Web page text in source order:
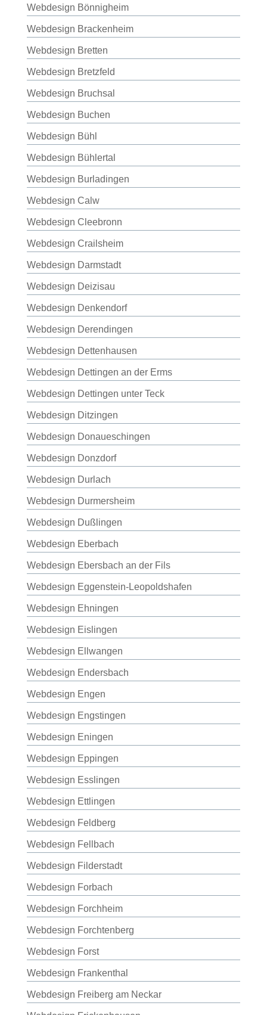
Webdesign Bönnigheim
Webdesign Brackenheim
Webdesign Bretten
Webdesign Bretzfeld
Webdesign Bruchsal
Webdesign Buchen
Webdesign Bühl
Webdesign Bühlertal
Webdesign Burladingen
Webdesign Calw
Webdesign Cleebronn
Webdesign Crailsheim
Webdesign Darmstadt
Webdesign Deizisau
Webdesign Denkendorf
Webdesign Derendingen
Webdesign Dettenhausen
Webdesign Dettingen an der Erms
Webdesign Dettingen unter Teck
Webdesign Ditzingen
Webdesign Donaueschingen
Webdesign Donzdorf
Webdesign Durlach
Webdesign Durmersheim
Webdesign Dußlingen
Webdesign Eberbach
Webdesign Ebersbach an der Fils
Webdesign Eggenstein-Leopoldshafen
Webdesign Ehningen
Webdesign Eislingen
Webdesign Ellwangen
Webdesign Endersbach
Webdesign Engen
Webdesign Engstingen
Webdesign Eningen
Webdesign Eppingen
Webdesign Esslingen
Webdesign Ettlingen
Webdesign Feldberg
Webdesign Fellbach
Webdesign Filderstadt
Webdesign Forbach
Webdesign Forchheim
Webdesign Forchtenberg
Webdesign Forst
Webdesign Frankenthal
Webdesign Freiberg am Neckar